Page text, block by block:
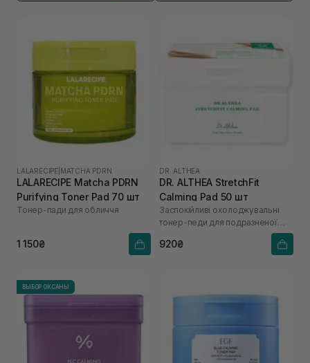
LALARECIPE MATCHA PDRN
LALARECIPE Matcha PDRN
Purifying Toner Pad 70 шт
Тонер-пади для обличчя
1 150₴
DR. ALTHEA
DR. ALTHEA StretchFit
Calming Pad 50 шт
Заспокійливі охолоджувальні
тонер-педи для подразненої
920₴
ВЫБОР ОКСАНЫ